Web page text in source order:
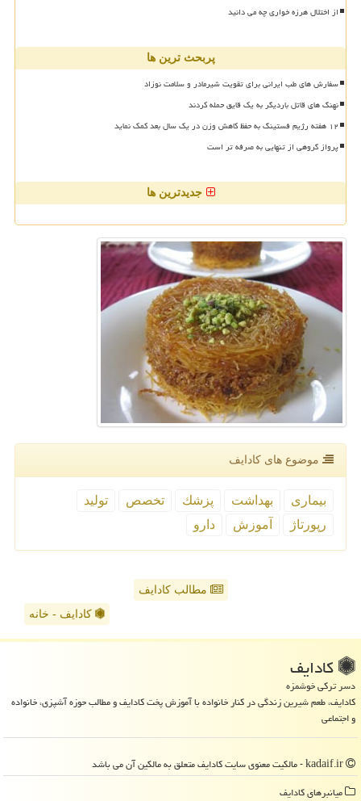
از اختلال هرزه خواری چه می دانید
پربحث ترین ها
سفارش های طب ایرانی برای تقویت شیرمادر و سلامت نوزاد
نهنگ های قاتل باردیگر به یک قایق حمله کردند
۱۲ هفته رژیم فستینگ به حفظ کاهش وزن در یک سال بعد کمک نماید
پرواز گروهی از تنهایی به صرفه تر است
جدیدترین ها
موضوع های كادایف
بیماری بهداشت پزشك تخصص
تولید
رپورتاژ
آموزش دارو
مطالب کادایف
کادایف - خانه
كادایف
دسر ترکی خوشمزه
کادایف، طعم شیرین زندگی در کنار خانواده با آموزش پخت کادایف و مطالب حوزه آشپزی، خانواده
و اجتماعی
میانبرهای كادایف